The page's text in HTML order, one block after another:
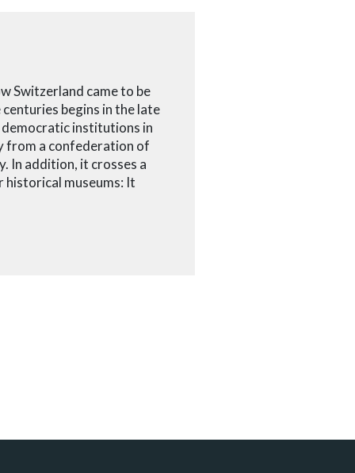
Switzerland came to be
begins in the late
democratic institutions in
from a confederation of
In addition, it crosses a
museums: It